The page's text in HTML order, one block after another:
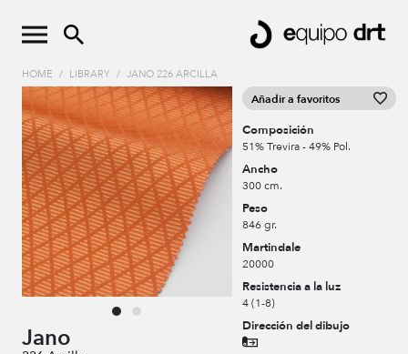
HOME / LIBRARY / JANO 226 ARCILLA
Jano
Añadir a favoritos
Composición
51% Trevira - 49% Pol.
Ancho
300 cm.
Peso
846 gr.
Martindale
20000
Resistencia a la luz
4 (1-8)
Dirección del dibujo